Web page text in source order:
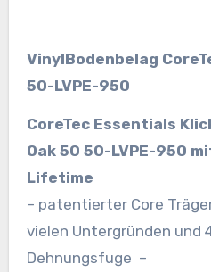
VinylBodenbelag
50-LVPE-950
CoreTec Essentials
Oak 50 50-LVPE-950
Lifetime
– patentierter Core
vielen Untergründen und
Dehnungsfuge –